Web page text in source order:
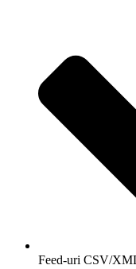
Feed-uri CSV/